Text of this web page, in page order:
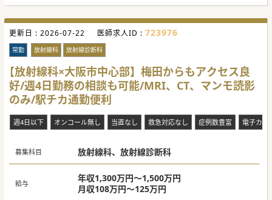
更新日 : 2026-07-22 医師求人ID : 723976
常勤 放射線科 放射線診断科
【放射線科×大阪市中心部】梅田からもアクセス良
好/週4日勤務の相談も可能/MRI、CT、マンモ読影
のみ/駅チカ通勤便利
週4日以下 オンコール無し 当直なし 救急対応なし 症例数豊富 電子カル
募集科目 放射線科、放射線診断科
給与
年収1,300万円～1,500万円
月収108万円～125万円